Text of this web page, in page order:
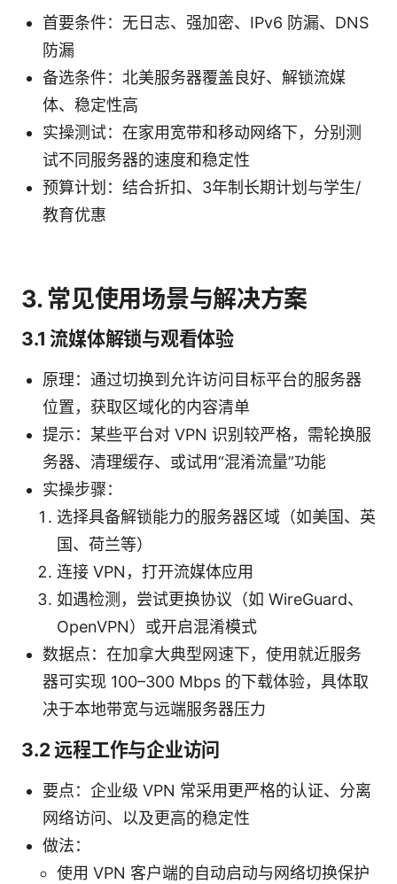
首要条件：无日志、强加密、IPv6 防漏、DNS
防漏
备选条件：北美服务器覆盖良好、解锁流媒
体、稳定性高
实操测试：在家用宽带和移动网络下，分别测
试不同服务器的速度和稳定性
预算计划：结合折扣、3年制长期计划与学生/
教育优惠
3. 常见使用场景与解决方案
3.1 流媒体解锁与观看体验
原理：通过切换到允许访问目标平台的服务器
位置，获取区域化的内容清单
提示：某些平台对 VPN 识别较严格，需轮换服
务器、清理缓存、或试用“混淆流量”功能
实操步骤：
选择具备解锁能力的服务器区域（如美国、英
国、荷兰等）
连接 VPN，打开流媒体应用
如遇检测，尝试更换协议（如 WireGuard、
OpenVPN）或开启混淆模式
数据点：在加拿大典型网速下，使用就近服务
器可实现 100–300 Mbps 的下载体验，具体取
决于本地带宽与远端服务器压力
3.2 远程工作与企业访问
要点：企业级 VPN 常采用更严格的认证、分离
网络访问、以及更高的稳定性
做法：
使用 VPN 客户端的自动启动与网络切换保护